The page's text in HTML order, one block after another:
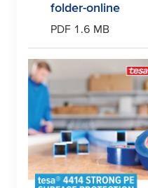
folder-online
PDF 1.6 MB